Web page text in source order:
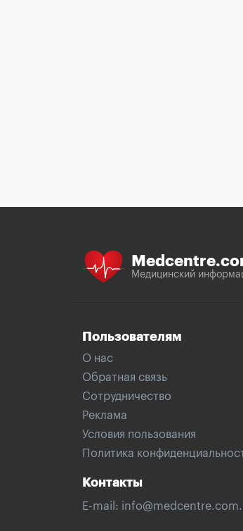
Медицинский
Пользователям
О нас
Обратная связь
Сотрудничество
Реклама
Условия пользования
Политика
Контакты
E-mail: